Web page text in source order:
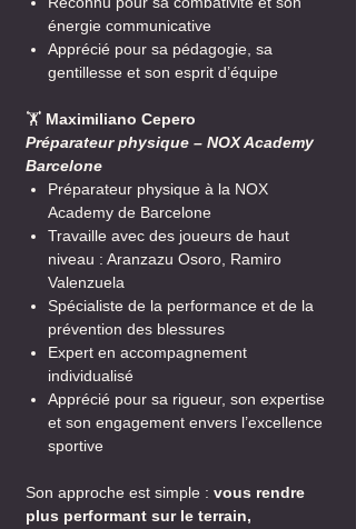
énergie communicative
Apprécié pour sa pédagogie, sa
gentillesse et son esprit d’équipe
🏋️ Maximiliano Cepero
Préparateur physique – NOX Academy
Barcelone
Préparateur physique à la NOX
Academy de Barcelone
Travaille avec des joueurs de haut
niveau : Aranzazu Osoro, Ramiro
Valenzuela
Spécialiste de la performance et de la
prévention des blessures
Expert en accompagnement
individualisé
Apprécié pour sa rigueur, son expertise
et son engagement envers l’excellence
sportive
Son approche est simple : vous rendre
plus performant sur le terrain,